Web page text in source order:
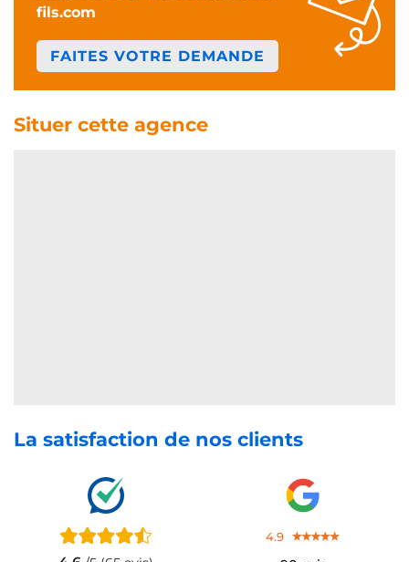
fils.com
FAITES VOTRE DEMANDE
Situer cette agence
La satisfaction de nos clients
4.9